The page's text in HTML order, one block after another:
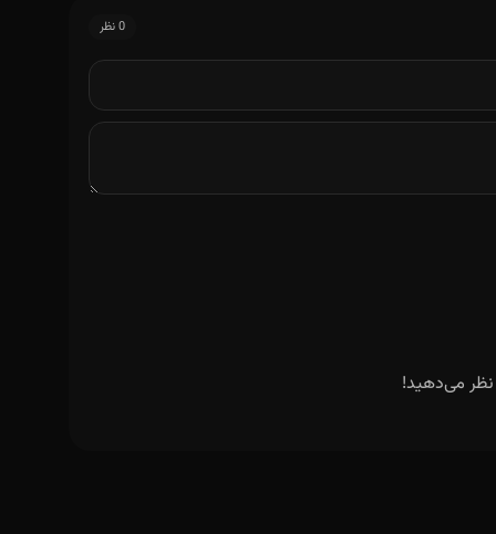
0 نظر
نظر می‌دهید!